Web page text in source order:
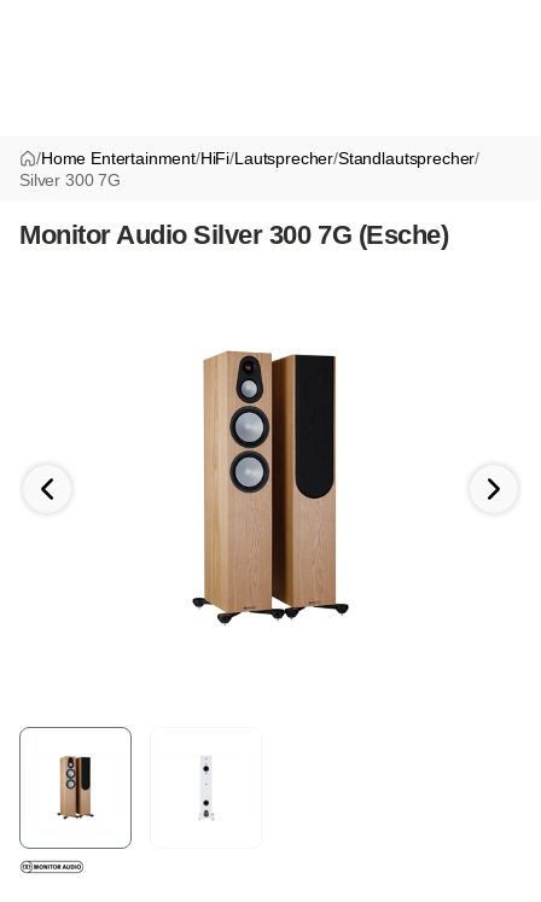
/Home Entertainment/HiFi/Lautsprecher/Standlautsprecher/
Silver 300 7G
Monitor Audio Silver 300 7G (Esche)